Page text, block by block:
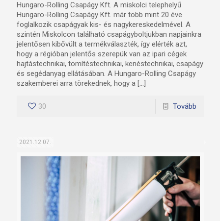
Hungaro-Rolling Csapágy Kft. A miskolci telephelyű
Hungaro-Rolling Csapágy Kft. már több mint 20 éve
foglalkozik csapágyak kis- és nagykereskedelmével. A
szintén Miskolcon található csapágyboltjukban napjainkra
jelentősen kibővült a termékválaszték, így elérték azt,
hogy a régióban jelentős szerepük van az ipari cégek
hajtástechnikai, tömítéstechnikai, kenéstechnikai, csapágy
és segédanyag ellátásában. A Hungaro-Rolling Csapágy
szakemberei arra törekednek, hogy a […]
30 Tovább
2021.12.07.